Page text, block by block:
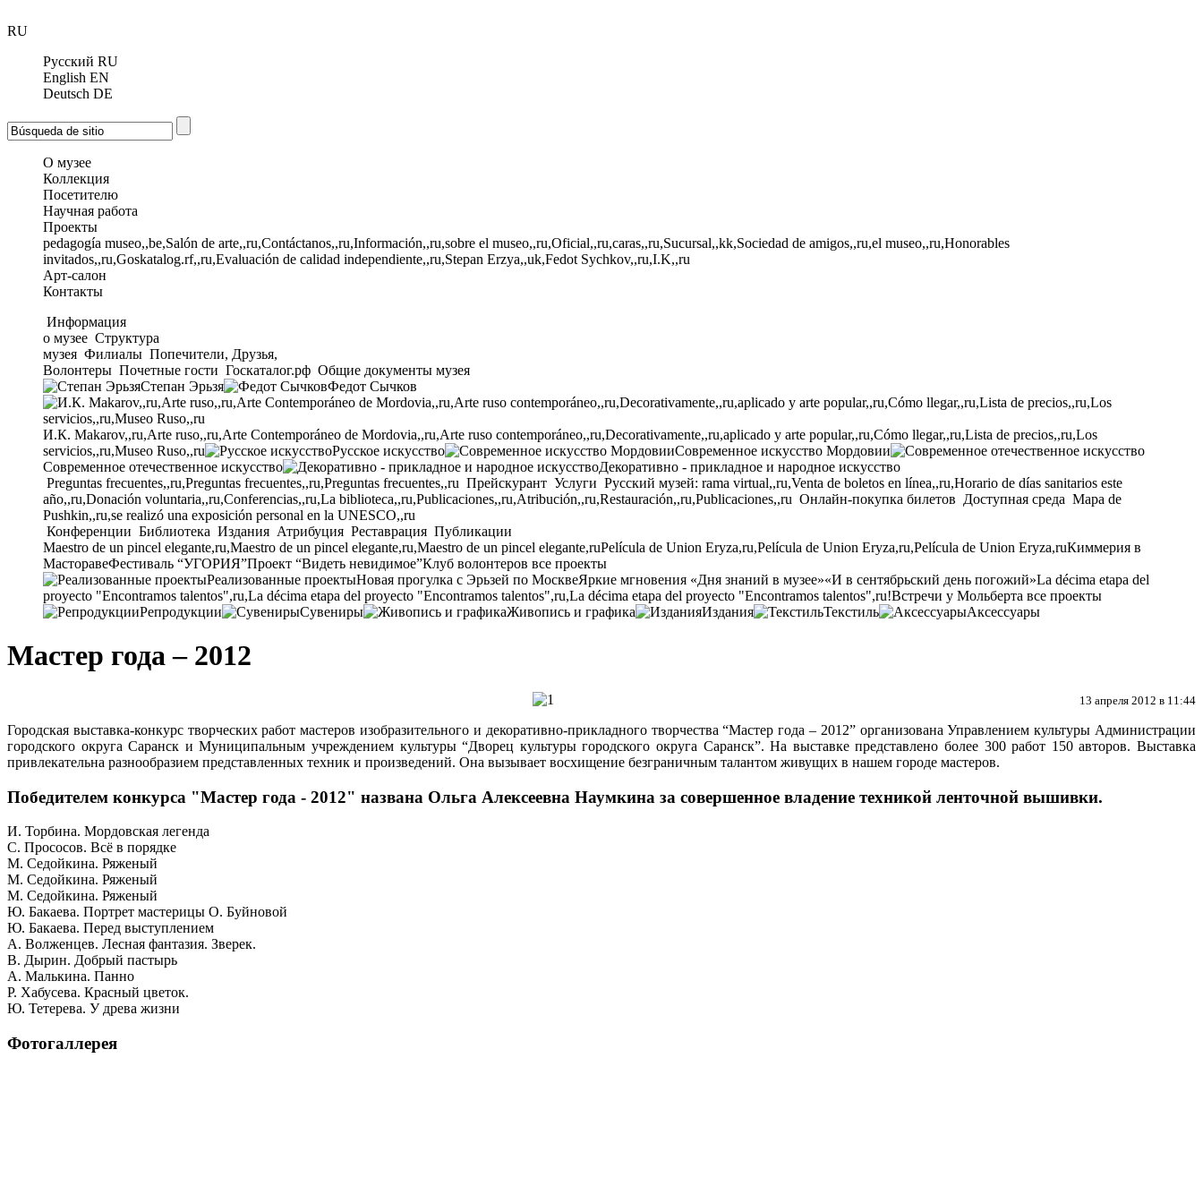
RU
Русский RU
English EN
Deutsch DE
О музее
Коллекция
Посетителю
Научная работа
Проекты
pedagogía museo,,be,Salón de arte,,ru,Contáctanos,,ru,Información,,ru,sobre el museo,,ru,Oficial,,ru,caras,,ru,Sucursal,,kk,Sociedad de amigos,,ru,el museo,,ru,Honorables
invitados,,ru,Goskatalog.rf,,ru,Evaluación de calidad independiente,,ru,Stepan Erzya,,uk,Fedot Sychkov,,ru,I.K,,ru
Арт-салон
Контакты
Информация
о музее Структура
музея Филиалы Попечители, Друзья,
Волонтеры Почетные гости Госкаталог.рф Общие документы музея
Степан Эрьзя
Федот Сычков
И.К. Makarov,,ru,Arte ruso,,ru,Arte Contemporáneo de Mordovia,,ru,Arte ruso contemporáneo,,ru,Decorativamente,,ru,aplicado y arte popular,,ru,Cómo llegar,,ru,Lista de precios,,ru,Los
servicios,,ru,Museo Ruso,,ru
Русское искусство
Современное искусство Мордовии
Современное отечественное искусство
Декоративно - прикладное и народное искусство
Preguntas frecuentes,,ru,Preguntas frecuentes,,ru,Preguntas frecuentes,,ru Прейскурант Услуги Русский музей: rama virtual,,ru,Venta de boletos en línea,,ru,Horario de días sanitarios este
año,,ru,Donación voluntaria,,ru,Conferencias,,ru,La biblioteca,,ru,Publicaciones,,ru,Atribución,,ru,Restauración,,ru,Publicaciones,,ru Онлайн-покупка билетов Доступная среда Mapa de
Pushkin,,ru,se realizó una exposición personal en la UNESCO,,ru
Конференции Библиотека Издания Атрибуция Реставрация Публикации
Maestro de un pincel elegante,ru,Maestro de un pincel elegante,ru,Maestro de un pincel elegante,ruPelícula de Union Eryza,ru,Película de Union Eryza,ru,Película de Union Eryza,ruКиммерия в
МасторавеФестиваль “УГОРИЯ”Проект “Видеть невидимое”Клуб волонтеров все проекты
Реализованные проектыНовая прогулка с Эрьзей по МосквеЯркие мгновения «Дня знаний в музее»«И в сентябрьский день погожий»La décima etapa del
proyecto "Encontramos talentos",ru,La décima etapa del proyecto "Encontramos talentos",ru,La décima etapa del proyecto "Encontramos talentos",ru!Встречи у Мольберта все проекты
Репродукции
Сувениры Живопись и графика Издания Текстиль Аксессуары
Мастер года – 2012
13 апреля 2012 в 11:44
Городская выставка-конкурс творческих работ мастеров изобразительного и декоративно-прикладного творчества “Мастер года – 2012” организована Управлением культуры Администрации
городского округа Саранск и Муниципальным учреждением культуры “Дворец культуры городского округа Саранск”. На выставке представлено более 300 работ 150 авторов. Выставка
привлекательна разнообразием представленных техник и произведений. Она вызывает восхищение безграничным талантом живущих в нашем городе мастеров.
Победителем конкурса "Мастер года - 2012" названа Ольга Алексеевна Наумкина за совершенное владение техникой ленточной вышивки.
И. Торбина. Мордовская легенда
С. Прососов. Всё в порядке
М. Седойкина. Ряженый
М. Седойкина. Ряженый
М. Седойкина. Ряженый
Ю. Бакаева. Портрет мастерицы О. Буйновой
Ю. Бакаева. Перед выступлением
А. Волженцев. Лесная фантазия. Зверек.
В. Дырин. Добрый пастырь
А. Малькина. Панно
Р. Хабусева. Красный цветок.
Ю. Тетерева. У древа жизни
Фотогаллерея